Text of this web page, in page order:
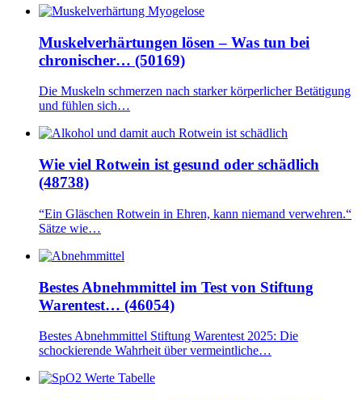
Muskelverhärtungen lösen – Was tun bei
chronischer… (50169)
Die Muskeln schmerzen nach starker körperlicher Betätigung
und fühlen sich…
Wie viel Rotwein ist gesund oder schädlich
(48738)
“Ein Gläschen Rotwein in Ehren, kann niemand verwehren.“
Sätze wie…
Bestes Abnehmmittel im Test von Stiftung
Warentest… (46054)
Bestes Abnehmmittel Stiftung Warentest 2025: Die
schockierende Wahrheit über vermeintliche…